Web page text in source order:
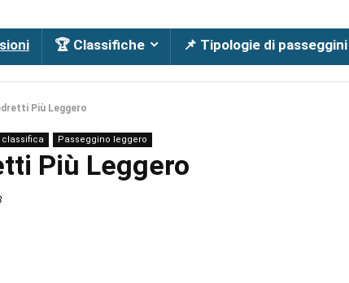
🏆 Classifiche 📌 Tipologie di passeggini
Più Leggero
classifica Passeggino leggero
Più Leggero